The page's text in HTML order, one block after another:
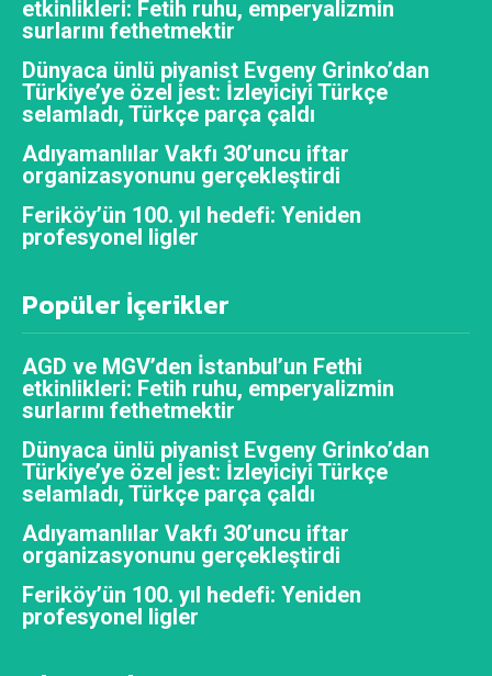
etkinlikleri: Fetih ruhu, emperyalizmin
surlarını fethetmektir
Dünyaca ünlü piyanist Evgeny Grinko’dan
Türkiye’ye özel jest: İzleyiciyi Türkçe
selamladı, Türkçe parça çaldı
Adıyamanlılar Vakfı 30’uncu iftar
organizasyonunu gerçekleştirdi
Feriköy’ün 100. yıl hedefi: Yeniden
profesyonel ligler
Popüler İçerikler
AGD ve MGV’den İstanbul’un Fethi
etkinlikleri: Fetih ruhu, emperyalizmin
surlarını fethetmektir
Dünyaca ünlü piyanist Evgeny Grinko’dan
Türkiye’ye özel jest: İzleyiciyi Türkçe
selamladı, Türkçe parça çaldı
Adıyamanlılar Vakfı 30’uncu iftar
organizasyonunu gerçekleştirdi
Feriköy’ün 100. yıl hedefi: Yeniden
profesyonel ligler